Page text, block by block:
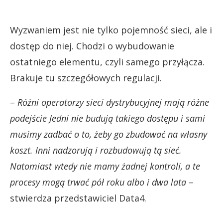
Wyzwaniem jest nie tylko pojemność sieci, ale i
dostęp do niej. Chodzi o wybudowanie
ostatniego elementu, czyli samego przyłącza.
Brakuje tu szczegółowych regulacji.
– Różni operatorzy sieci dystrybucyjnej mają różne
podejście Jedni nie budują takiego dostępu i sami
musimy zadbać o to, żeby go zbudować na własny
koszt. Inni nadzorują i rozbudowują tą sieć.
Natomiast wtedy nie mamy żadnej kontroli, a te
procesy mogą trwać pół roku albo i dwa lata –
stwierdza przedstawiciel Data4.